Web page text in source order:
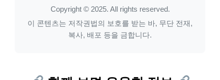
Copyright © 2025. All rights reserved.
이 콘텐츠는 저작권법의 보호를 받는 바, 무단 전재,
복사, 배포 등을 금합니다.